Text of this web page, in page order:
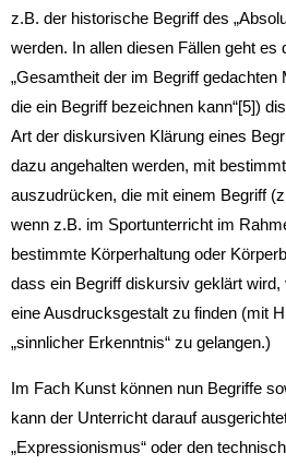
z.B. der historische Begriff des
werden. In allen diesen Fällen geht es
„Gesamtheit der im Begriff gedachten
die ein Begriff bezeichnen kann“[5])
Art der diskursiven Klärung eines
dazu angehalten werden, mit
auszudrücken, die mit einem Begriff
wenn z.B. im Sportunterricht im
bestimmte Körperhaltung oder
dass ein Begriff diskursiv geklärt
eine Ausdrucksgestalt zu finden (mit
„sinnlicher Erkenntnis“ zu gelangen.)
Im Fach Kunst können nun Begriffe
kann der Unterricht darauf
„Expressionismus“ oder den